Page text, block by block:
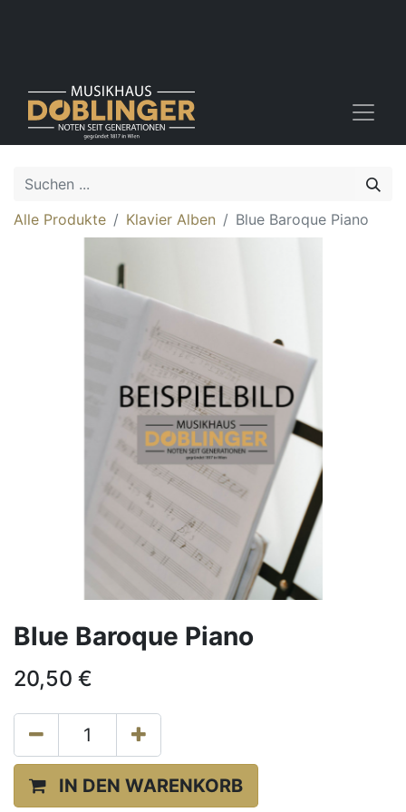
Alle Produkte Klavier Alben Blue Baroque Piano
Blue Baroque Piano
20,50 €
IN DEN WARENKORB